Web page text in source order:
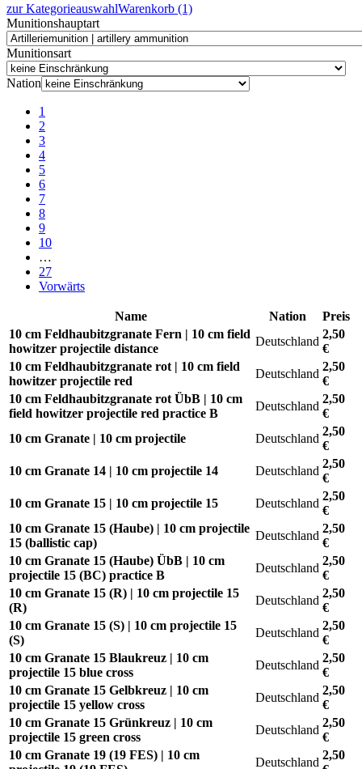
zur KategorieauswahlWarenkorb (1)
Munitionshauptart
Munitionsart
Nation
1
2
3
4
5
6
7
8
9
10
…
27
Vorwärts
Name Nation
Preis
10 cm Feldhaubitzgranate Fern | 10 cm field
howitzer projectile distance
Deutschland
2,50
€
10 cm Feldhaubitzgranate rot | 10 cm field
howitzer projectile red
Deutschland
2,50
€
10 cm Feldhaubitzgranate rot ÜbB | 10 cm
field howitzer projectile red practice B
Deutschland
2,50
€
10 cm Granate | 10 cm projectile
Deutschland
2,50
€
10 cm Granate 14 | 10 cm projectile 14
Deutschland
2,50
€
10 cm Granate 15 | 10 cm projectile 15
Deutschland
2,50
€
10 cm Granate 15 (Haube) | 10 cm projectile
15 (ballistic cap)
Deutschland
2,50
€
10 cm Granate 15 (Haube) ÜbB | 10 cm
projectile 15 (BC) practice B
Deutschland
2,50
€
10 cm Granate 15 (R) | 10 cm projectile 15
(R)
Deutschland
2,50
€
10 cm Granate 15 (S) | 10 cm projectile 15
(S)
Deutschland
2,50
€
10 cm Granate 15 Blaukreuz | 10 cm
projectile 15 blue cross
Deutschland
2,50
€
10 cm Granate 15 Gelbkreuz | 10 cm
projectile 15 yellow cross
Deutschland
2,50
€
10 cm Granate 15 Grünkreuz | 10 cm
projectile 15 green cross
Deutschland
2,50
€
10 cm Granate 19 (19 FES) | 10 cm
Deutschland
2,50